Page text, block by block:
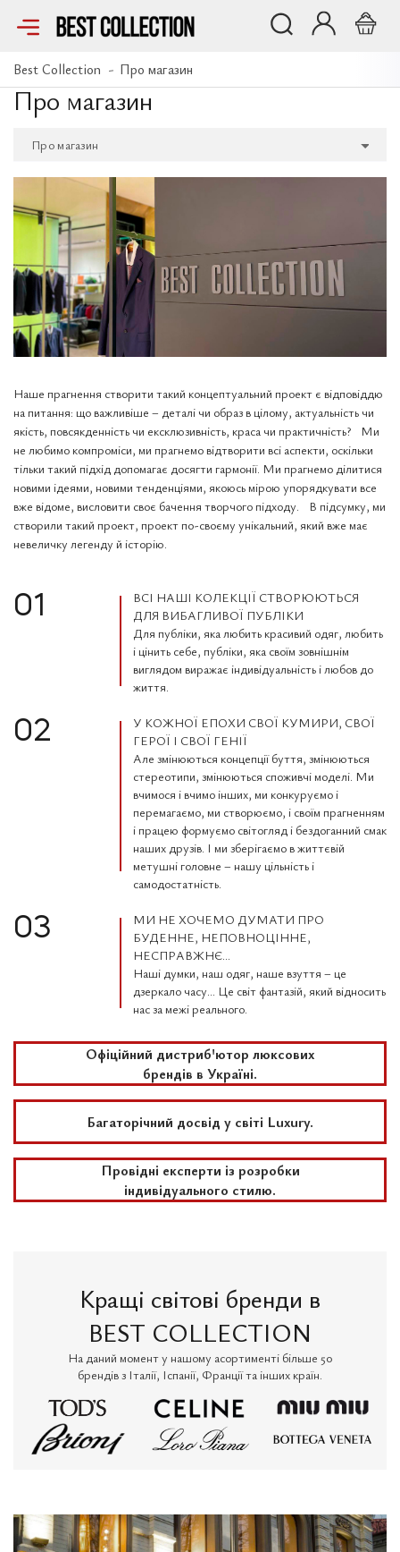
Про магазин
Best Collection Про магазин
Вакансії
Розмірні сітки
Доставка і оплата
Повернення замовлення
Про магазин
Контакти
Блог
Наше прагнення створити такий концептуальний проект є відповіддю
на питання: що важливіше – деталі чи образ в цілому, актуальність чи
якість, повсякденність чи ексклюзивність, краса чи практичність? Ми
не любимо компроміси, ми прагнемо відтворити всі аспекти, оскільки
тільки такий підхід допомагає досягти гармонії. Ми прагнемо ділитися
новими ідеями, новими тенденціями, якоюсь мірою упорядкувати все
вже відоме, висловити своє бачення творчого підходу. В підсумку, ми
створили такий проект, проект по-своєму унікальний, який вже має
невеличку легенду й історію.
01
ВСІ НАШІ КОЛЕКЦІЇ СТВОРЮЮТЬСЯ
ДЛЯ ВИБАГЛИВОЇ ПУБЛІКИ
Для публіки, яка любить красивий одяг, любить
і цінить себе, публіки, яка своїм зовнішнім
виглядом виражає індивідуальність і любов до
життя.
02
У КОЖНОЇ ЕПОХИ СВОЇ КУМИРИ, СВОЇ
ГЕРОЇ І СВОЇ ГЕНІЇ
Але змінюються концепції буття, змінюються
стереотипи, змінюються споживчі моделі. Ми
вчимося і вчимо інших, ми конкуруємо і
перемагаємо, ми створюємо, і своїм прагненням
і працею формуємо світогляд і бездоганний смак
наших друзів. І ми зберігаємо в життєвій
метушні головне – нашу цільність і
самодостатність.
03
МИ НЕ ХОЧЕМО ДУМАТИ ПРО
БУДЕННЕ, НЕПОВНОЦІННЕ,
НЕСПРАВЖНЄ...
Наші думки, наш одяг, наше взуття – це
дзеркало часу… Це світ фантазій, який відносить
нас за межі реального.
Офіційний дистриб'ютор люксових
брендів в Україні.
Багаторічний досвід у світі Luxury.
Провідні експерти із розробки
індивідуального стилю.
Кращі світові бренди в
BEST COLLECTION
На даний момент у нашому асортименті більше 50
брендів з Італії, Іспанії, Франції та інших країн.